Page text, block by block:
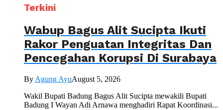
Terkini
Wabup Bagus Alit Sucipta Ikuti
Rakor Penguatan Integritas Dan
Pencegahan Korupsi Di Surabaya
By Agung AyuAugust 5, 2026
Wakil Bupati Badung Bagus Alit Sucipta mewakili Bupati
Badung I Wayan Adi Arnawa menghadiri Rapat Koordinasi...